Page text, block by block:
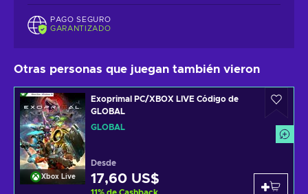
PAGO SEGURO
GARANTIZADO
Otras personas que juegan también vieron
Xbox Live
Exoprimal PC/XBOX LIVE Código de
GLOBAL
GLOBAL
Desde
17,60 US$